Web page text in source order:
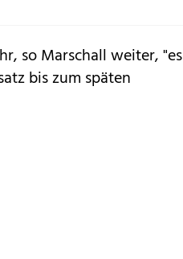
so Marschall weiter, "es
bis zum späten